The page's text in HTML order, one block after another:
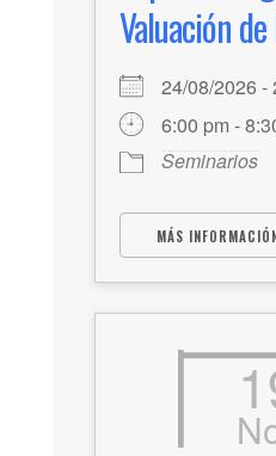
Valuación
24/08/2026
6:00 pm -
Seminarios
MÁS